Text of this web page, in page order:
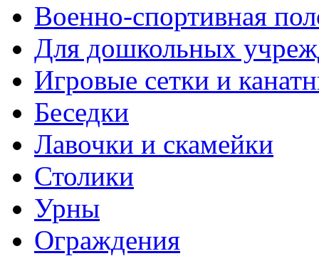
Военно-спортивная
Для дошкольных
Игровые сетки и
Беседки
Лавочки и скамейки
Столики
Урны
Ограждения